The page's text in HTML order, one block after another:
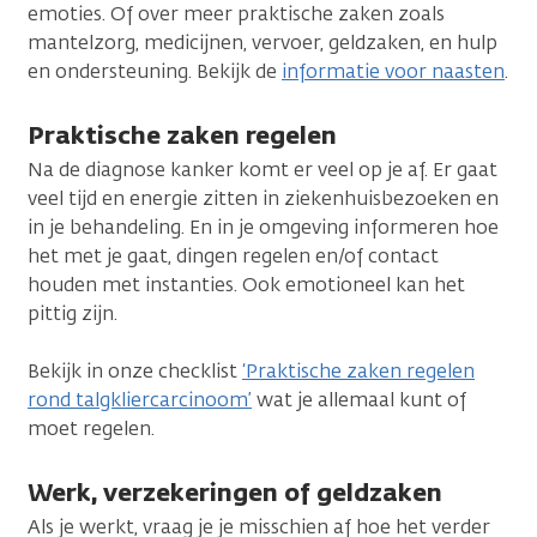
emoties. Of over meer praktische zaken zoals
mantelzorg, medicijnen, vervoer, geldzaken, en hulp
en ondersteuning. Bekijk de informatie voor naasten.
Praktische zaken regelen
Na de diagnose kanker komt er veel op je af. Er gaat
veel tijd en energie zitten in ziekenhuisbezoeken en
in je behandeling. En in je omgeving informeren hoe
het met je gaat, dingen regelen en/of contact
houden met instanties. Ook emotioneel kan het
pittig zijn.
Bekijk in onze checklist‘Praktische zaken regelen
rond talgkliercarcinoom’ wat je allemaal kunt of
moet regelen.
Werk, verzekeringen of geldzaken
Als je werkt, vraag je je misschien af hoe het verder